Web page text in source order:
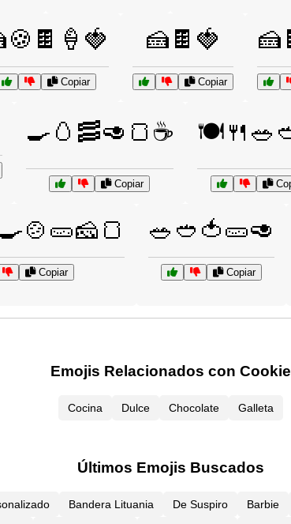
Copiar
🍰🍫🍓
Copiar
🍳🥚🥓🥑🍞☕
Copiar
Copiar
🥗🥙🍅🥒🥑
Copiar
Emojis Relacionados con Cookie
Cocina Dulce Chocolate Galleta
Últimos Emojis Buscados
Bandera Lituania De Suspiro Barbie